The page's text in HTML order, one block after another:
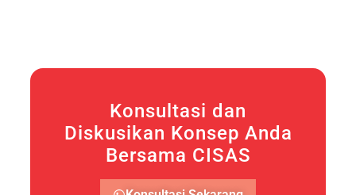
Konsultasi dan
Diskusikan Konsep Anda
Bersama CISAS